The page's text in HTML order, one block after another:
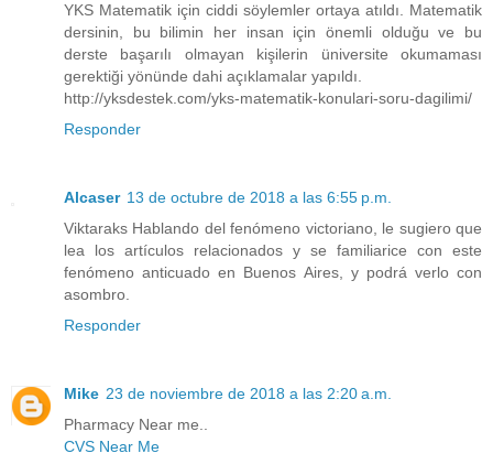
YKS Matematik için ciddi söylemler ortaya atıldı. Matematik
dersinin, bu bilimin her insan için önemli olduğu ve bu
derste başarılı olmayan kişilerin üniversite okumaması
gerektiği yönünde dahi açıklamalar yapıldı.
http://yksdestek.com/yks-matematik-konulari-soru-dagilimi/
Responder
Alcaser 13 de octubre de 2018 a las 6:55 p.m.
Viktaraks Hablando del fenómeno victoriano, le sugiero que
lea los artículos relacionados y se familiarice con este
fenómeno anticuado en Buenos Aires, y podrá verlo con
asombro.
Responder
Mike 23 de noviembre de 2018 a las 2:20 a.m.
Pharmacy Near me..
CVS Near Me